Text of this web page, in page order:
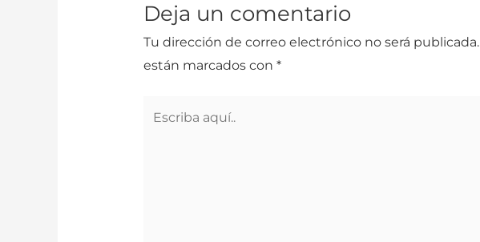
Deja un comentario
Tu dirección de correo electrónico no será publicada.
están marcados con *